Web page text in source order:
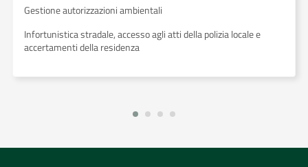
Gestione autorizzazioni ambientali
Infortunistica stradale, accesso agli atti della polizia locale e
accertamenti della residenza